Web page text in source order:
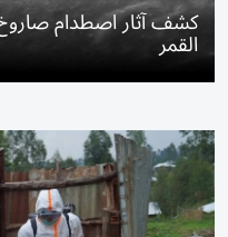
كشف آثار اصطدام
القمر